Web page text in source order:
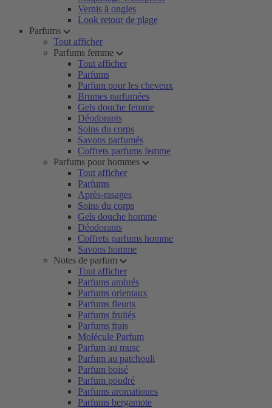
Vernis à ongles
Look retour de plage
Parfums
Tout afficher
Parfums femme
Tout afficher
Parfums
Parfum pour les cheveux
Brumes parfumées
Gels douche femme
Déodorants
Soins du corps
Savons parfumés
Coffrets parfums femme
Parfums pour hommes
Tout afficher
Parfums
Après-rasages
Soins du corps
Gels douche homme
Déodorants
Coffrets parfums homme
Savons homme
Notes de parfum
Tout afficher
Parfums ambrés
Parfums orientaux
Parfums fleuris
Parfums fruités
Parfums frais
Molécule Parfum
Parfum au musc
Parfum au patchouli
Parfum boisé
Parfum poudré
Parfums aromatiques
Parfums bergamote